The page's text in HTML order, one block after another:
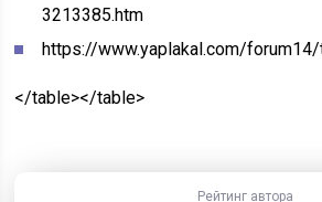
3213385.htm
https://www.yaplakal.com/
</table></table>
Рейтинг автора